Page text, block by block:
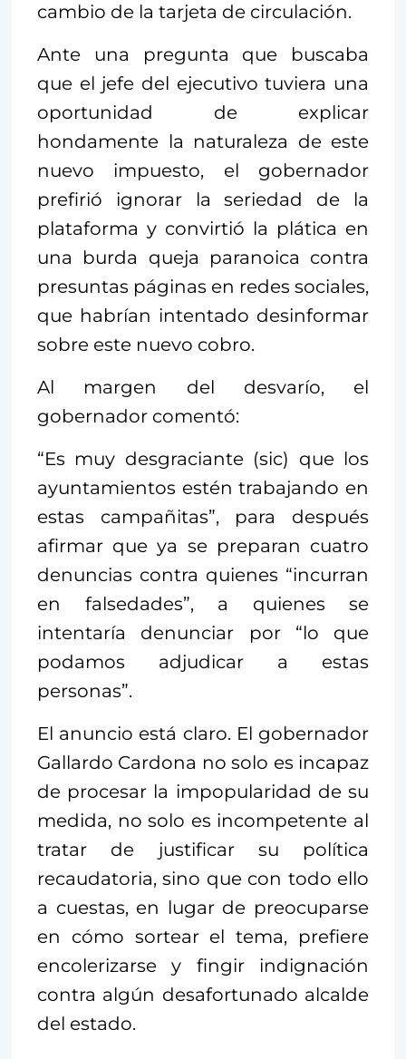
cambio de la tarjeta de circulación.
Ante una pregunta que buscaba
que el jefe del ejecutivo tuviera una
oportunidad de explicar
hondamente la naturaleza de este
nuevo impuesto, el gobernador
prefirió ignorar la seriedad de la
plataforma y convirtió la plática en
una burda queja paranoica contra
presuntas páginas en redes sociales,
que habrían intentado desinformar
sobre este nuevo cobro.
Al margen del desvarío, el
gobernador comentó:
“Es muy desgraciante (sic) que los
ayuntamientos estén trabajando en
estas campañitas”, para después
afirmar que ya se preparan cuatro
denuncias contra quienes “incurran
en falsedades”, a quienes se
intentaría denunciar por “lo que
podamos adjudicar a estas
personas”.
El anuncio está claro. El gobernador
Gallardo Cardona no solo es incapaz
de procesar la impopularidad de su
medida, no solo es incompetente al
tratar de justificar su política
recaudatoria, sino que con todo ello
a cuestas, en lugar de preocuparse
en cómo sortear el tema, prefiere
encolerizarse y fingir indignación
contra algún desafortunado alcalde
del estado.